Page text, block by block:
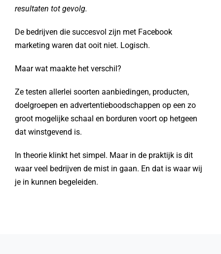
resultaten tot gevolg.
De bedrijven die succesvol zijn met Facebook
marketing waren dat ooit niet. Logisch.
Maar wat maakte het verschil?
Ze testen allerlei soorten aanbiedingen, producten,
doelgroepen en advertentieboodschappen op een zo
groot mogelijke schaal en borduren voort op hetgeen
dat winstgevend is.
In theorie klinkt het simpel. Maar in de praktijk is dit
waar veel bedrijven de mist in gaan. En dat is waar wij
je in kunnen begeleiden.